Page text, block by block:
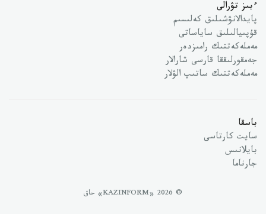
ءبىز تۋرالى
پايدالانۋشىلىق كەلىسىم
قۇپىيالىلىق ساياساتى
مەملەكەتتىك رامىزدەر
جەمقورلىققا قارسى شارالار
مەملەكەتتىك ساتىپ الۋلار
باسقا
سايت كارتاسى
بايلانىس
جارناما
© 2026 «KAZINFORM» حاق